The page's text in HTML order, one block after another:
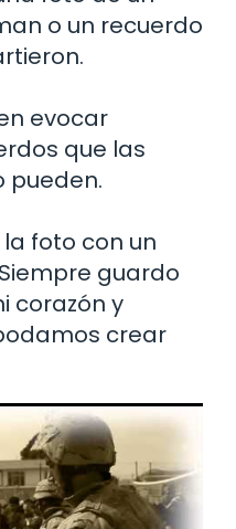
o un recuerdo
evocar
que las
pueden.
foto con un
guardo
corazón y
crear